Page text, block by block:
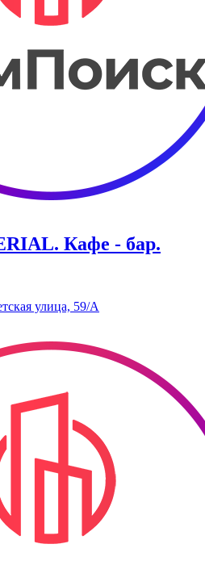
Кафе - бар.
улица, 59/А